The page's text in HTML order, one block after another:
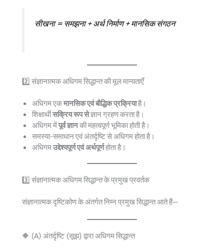
सीखना = समझना + अर्थ निर्माण + मानसिक संगठन
2️⃣ संज्ञानात्मक अधिगम सिद्धान्त की मूल मान्यताएँ
अधिगम एकमानसिक एवं बौद्धिक प्रक्रियाहै।
शिक्षार्थीसक्रिय रूप सेज्ञान ग्रहण करता है।
अधिगम मेंपूर्व ज्ञानकी महत्वपूर्ण भूमिका होती है।
समस्या-समाधान एवं अंतर्दृष्टि से अधिगम होता है।
अधिगमउद्देश्यपूर्ण एवं अर्थपूर्णहोता है।
3️⃣ संज्ञानात्मक अधिगम सिद्धान्त के प्रमुख प्रवर्तक
संज्ञानात्मक दृष्टिकोण के अंतर्गत निम्न प्रमुख सिद्धान्त आते हैं—
🔶 (A) अंतर्दृष्टि (सूझ) द्वारा अधिगम सिद्धान्त